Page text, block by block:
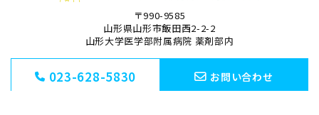
〒990-9585
山形県山形市飯田西2-2-2
山形大学医学部附属病院 薬剤部内
023-628-5830 お問い合わせ